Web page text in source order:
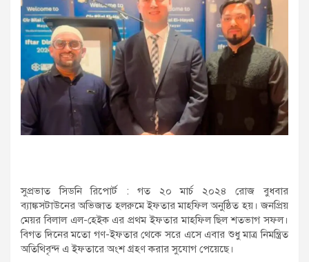
সুপ্রভাত সিডনি রিপোর্ট : গত ২০ মার্চ ২০২৪ রোজ বুধবার
ব্যাঙ্কসটাউনের অভিজাত হলরুমে ইফতার মাহফিল অনুষ্ঠিত হয়। জনপ্রিয়
মেয়র বিলাল এল-হেইক এর প্রথম ইফতার মাহফিল ছিল শতভাগ সফল।
বিগত দিনের মতো গণ-ইফতার থেকে সরে এসে এবার শুধু মাত্র নিমন্ত্রিত
অতিথিবৃন্দ এ ইফতারে অংশ গ্রহণ করার সুযোগ পেয়েছে।